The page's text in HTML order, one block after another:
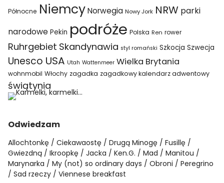
Północne Niemcy Norwegia Nowy Jork NRW parki
narodowe Pekin podróże Polska Ren rower
Ruhrgebiet Skandynawia styl romański Szkocja Szwecja
Unesco USA Utah Wattenmeer Wielka Brytania
wohnmobil Włochy zagadka zagadkowy kalendarz adwentowy
świątynia
Odwiedzam
Allochtonkę Ciekawaostę Drugą Minogę
Fusillę
Gwiezdną
Ikroopkę Jacka Ken.G. Mad
Manitou
Marynarka
My (not) so ordinary days Obroni
Peregrino
Sad rzeczy
Viennese breakfast